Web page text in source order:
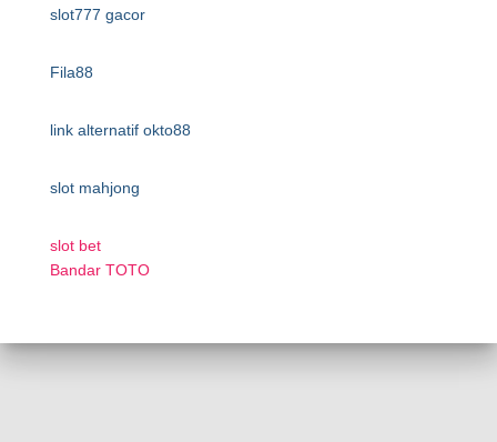
slot777 gacor
Fila88
link alternatif okto88
slot mahjong
slot bet
Bandar TOTO